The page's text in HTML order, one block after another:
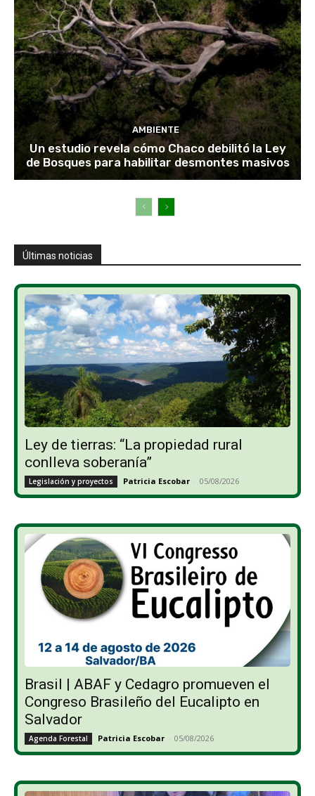
AMBIENTE
Un estudio revela cómo Chaco debilitó la Ley
de Bosques para habilitar desmontes masivos
Últimas noticias
Ley de tierras: “La propiedad rural
conlleva soberanía”
Legislación y proyectos Patricia Escobar - 05/08/2026
Brasil | ABAF y Cedagro promueven el
Congreso Brasileño del Eucalipto en
Salvador
Agenda Forestal Patricia Escobar - 05/08/2026